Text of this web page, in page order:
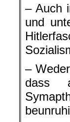
– Auch
und
–
dass